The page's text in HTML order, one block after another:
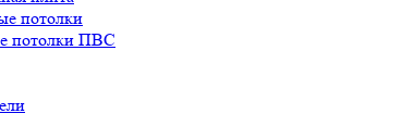
потолки
потолки ПВС